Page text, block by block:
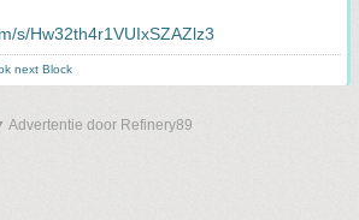
s/Hw32th4r1VUIxSZAZlz3
next Block
Advertentie door Refinery89